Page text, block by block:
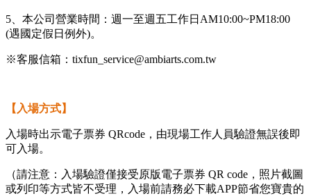
5、本公司營業時間：週一至週五工作日AM10:00~PM18:00
(遇國定假日例外)。
※客服信箱：tixfun_service@ambiarts.com.tw
【入場方式】
入場時出示電子票券 QRcode，由現場工作人員驗證無誤後即
可入場。
（請注意：入場驗證僅接受原版電子票券 QR code，照片截圖
或列印等方式皆不受理，入場前請務必下載APP節省您寶貴的